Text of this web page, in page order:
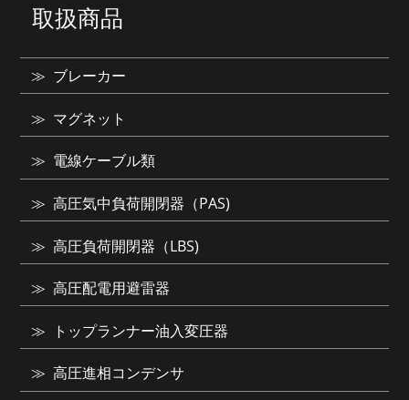
取扱商品
ブレーカー
マグネット
電線ケーブル類
高圧気中負荷開閉器（PAS)
高圧負荷開閉器（LBS)
高圧配電用避雷器
トップランナー油入変圧器
高圧進相コンデンサ